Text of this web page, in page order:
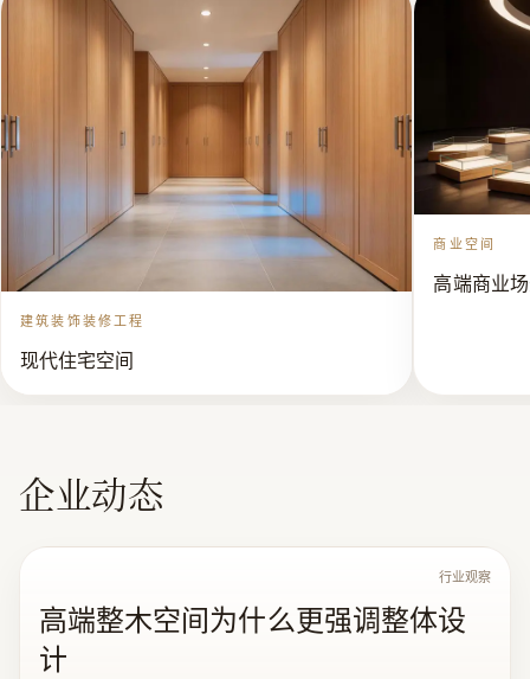
费者，提供高性价比的空间装饰产品。 | 建筑装饰装修工
建筑装饰装修工程
现代住宅空间
商业空间
高端商业
企业动态
行业观察
高端整木空间为什么更强调整体设
计